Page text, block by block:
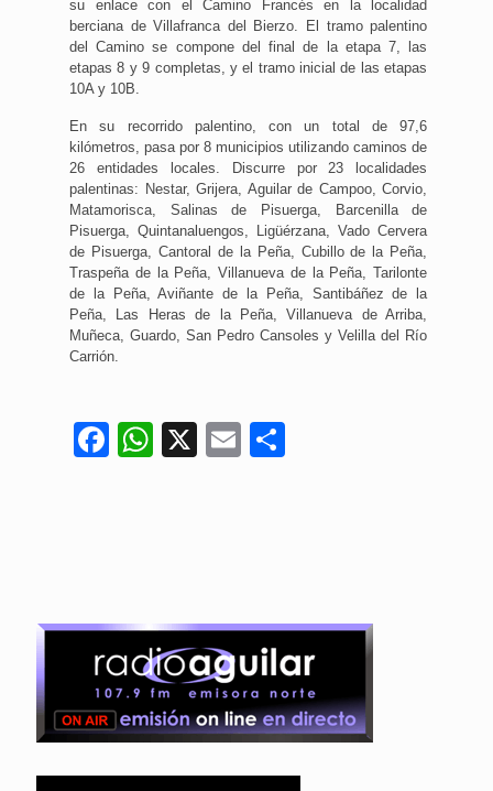
su enlace con el Camino Francés en la localidad
berciana de Villafranca del Bierzo. El tramo palentino
del Camino se compone del final de la etapa 7, las
etapas 8 y 9 completas, y el tramo inicial de las etapas
10A y 10B.
En su recorrido palentino, con un total de 97,6
kilómetros, pasa por 8 municipios utilizando caminos de
26 entidades locales. Discurre por 23 localidades
palentinas: Nestar, Grijera, Aguilar de Campoo, Corvio,
Matamorisca, Salinas de Pisuerga, Barcenilla de
Pisuerga, Quintanaluengos, Ligüérzana, Vado Cervera
de Pisuerga, Cantoral de la Peña, Cubillo de la Peña,
Traspeña de la Peña, Villanueva de la Peña, Tarilonte
de la Peña, Aviñante de la Peña, Santibáñez de la
Peña, Las Heras de la Peña, Villanueva de Arriba,
Muñeca, Guardo, San Pedro Cansoles y Velilla del Río
Carrión.
Facebook
WhatsApp
X Email